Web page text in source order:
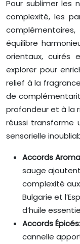
Pour sublimer les
complexité, les
équilibre
orientaux,
explorer pour
relief à la
de
profondeur et à la
réussi transforme
sensorielle
Accords
sauge
complexité
Bulgarie et
d’huile
Accords Épicés:
cannelle